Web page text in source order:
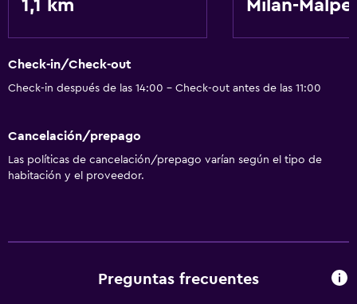
Wifi gratis
1,1 km Milán-
Check-in/Check-out
Check-in después de las 14:00 - Check-out antes de las 11:00
Cancelación/prepago
Las políticas de cancelación/prepago varían según el tipo de
habitación y el proveedor.
Preguntas frecuentes